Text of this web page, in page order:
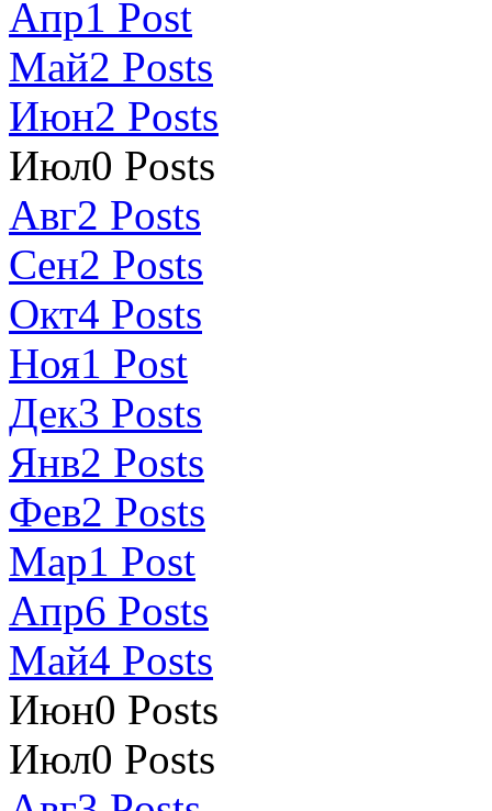
Апр1 Post
Май2 Posts
Июн2 Posts
Июл0 Posts
Авг2 Posts
Сен2 Posts
Окт4 Posts
Ноя1 Post
Дек3 Posts
Янв2 Posts
Фев2 Posts
Мар1 Post
Апр6 Posts
Май4 Posts
Июн0 Posts
Июл0 Posts